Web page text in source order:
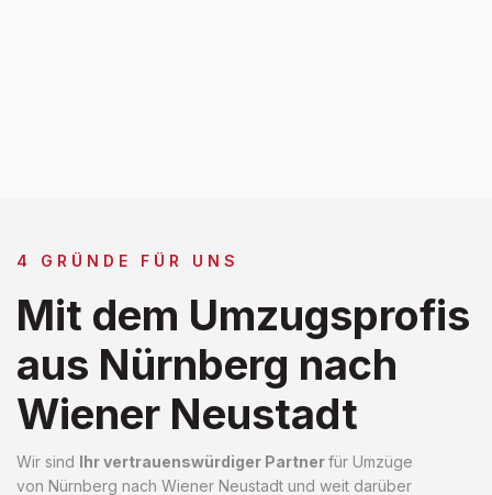
4 GRÜNDE FÜR UNS
Mit dem Umzugsprofis
aus Nürnberg nach
Wiener Neustadt
Wir sind Ihr vertrauenswürdiger Partnerfür Umzüge
von Nürnberg nach Wiener Neustadt und weit darüber